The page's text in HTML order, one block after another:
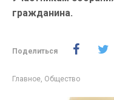
гражданина.
Поделиться
Главное, Общество